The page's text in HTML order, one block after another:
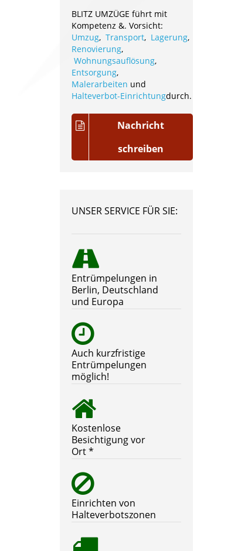
BLITZ UMZÜGE führt mit
Kompetenz &. Vorsicht:
Umzug, Transport, Lagerung,
Renovierung,
Wohnungsauflösung,
Entsorgung,
Malerarbeiten und
Halteverbot-Einrichtungdurch.
Nachricht
schreiben
UNSER SERVICE FÜR SIE:
Entrümpelungen in
Berlin, Deutschland
und Europa
Auch kurzfristige
Entrümpelungen
möglich!
Kostenlose
Besichtigung vor
Ort *
Einrichten von
Halteverbotszonen